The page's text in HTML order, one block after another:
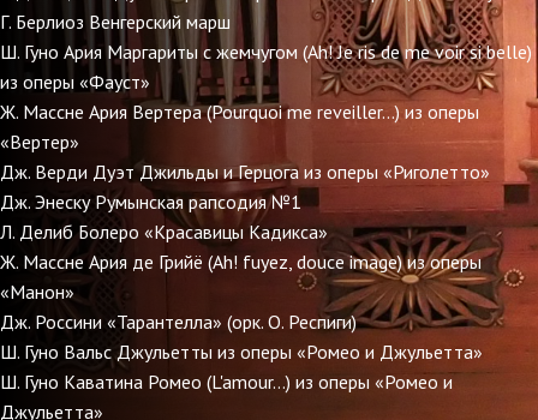
Г. Берлиоз Венгерский марш
Ш. Гуно Ария Маргариты с жемчугом (Ah! Je ris de me voir si belle)
из оперы «Фауст»
Ж. Массне Ария Вертера (Pourquoi me reveiller...) из оперы
«Вертер»
Дж. Верди Дуэт Джильды и Герцога из оперы «Риголетто»
Дж. Энеску Румынская рапсодия №1
Л. Делиб Болеро «Красавицы Кадикса»
Ж. Массне Ария де Грийё (Ah! fuyez, douce image) из оперы
«Манон»
Дж. Россини «Тарантелла» (орк. О. Респиги)
Ш. Гуно Вальс Джульетты из оперы «Ромео и Джульетта»
Ш. Гуно Каватина Ромео (L'amour…) из оперы «Ромео и
Джульетта»